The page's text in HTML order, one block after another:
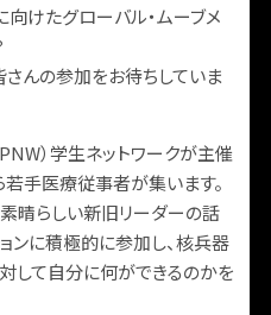
けたグローバル・ムーブメ
んの参加をお待ちしていま
）学生ネットワークが主催
手医療従事者が集います。
晴らしい新旧リーダーの話
ンに積極的に参加し、核兵器
して自分に何ができるのかを